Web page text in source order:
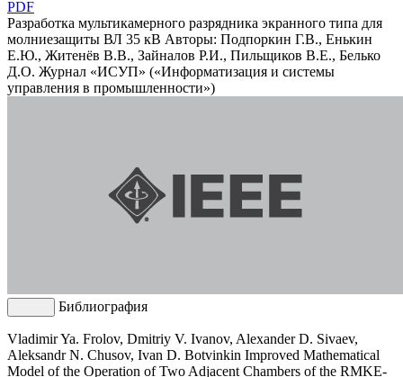
PDF
Разработка мультикамерного разрядника экранного типа для
молниезащиты ВЛ 35 кВ Авторы: Подпоркин Г.В., Енькин
Е.Ю., Житенёв В.В., Зайналов Р.И., Пильщиков В.Е., Белько
Д.О. Журнал «ИСУП» («Информатизация и системы
управления в промышленности»)
Библиография
Vladimir Ya. Frolov, Dmitriy V. Ivanov, Alexander D. Sivaev,
Aleksandr N. Chusov, Ivan D. Botvinkin Improved Mathematical
Model of the Operation of Two Adjacent Chambers of the RMKE-